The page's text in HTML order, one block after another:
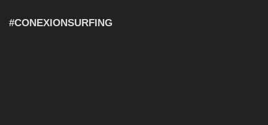
#CONEXIONSURFING